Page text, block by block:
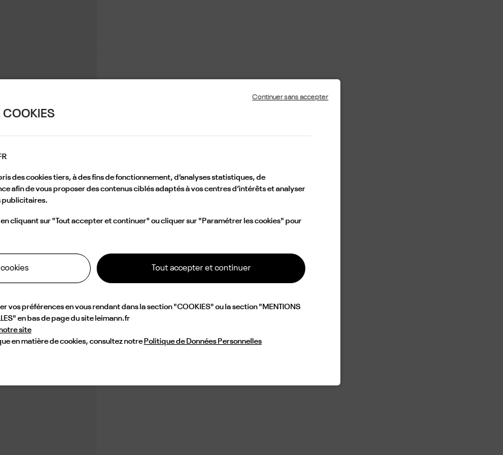
COOKIES
des cookies tiers, à des fins de fonctionnement, d’analyses statistiques, de
afin de vous proposer des contenus ciblés adaptés à vos centres d’intérêts et analyser
publicitaires.
cliquant sur "Tout accepter et continuer" ou cliquer sur "Paramétrer les cookies" pour
Tout accepter et continuer
vos préférences en vous rendant dans la section "COOKIES" ou la section "MENTIONS
en bas de page du site leimann.fr
site
en matière de cookies, consultez notre Politique de Données Personnelles
Continuer sans accepter